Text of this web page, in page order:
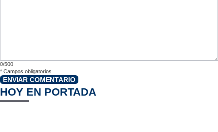
0/500
* Campos obligatorios
ENVIAR COMENTARIO
HOY EN PORTADA